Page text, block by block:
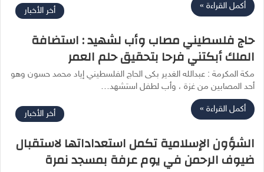
أكمل القراءة » أخر الأخبار
حاج فلسطيني مصاب وأب لشهيد : استضافة
الملك أبكتني فرحا بتحقيق حلم العمر
مكة المكرمة : عبدالله الغدير بكى الحاج الفلسطيني إياد محمد حسون وهو
أحد المصابين من غزة ، وأب لطفل استشهد…
أكمل القراءة » أخر الأخبار
الشؤون الإسلامية تكمل استعداداتها لاستقبال
ضيوف الرحمن في يوم عرفة بمسجد نمرة